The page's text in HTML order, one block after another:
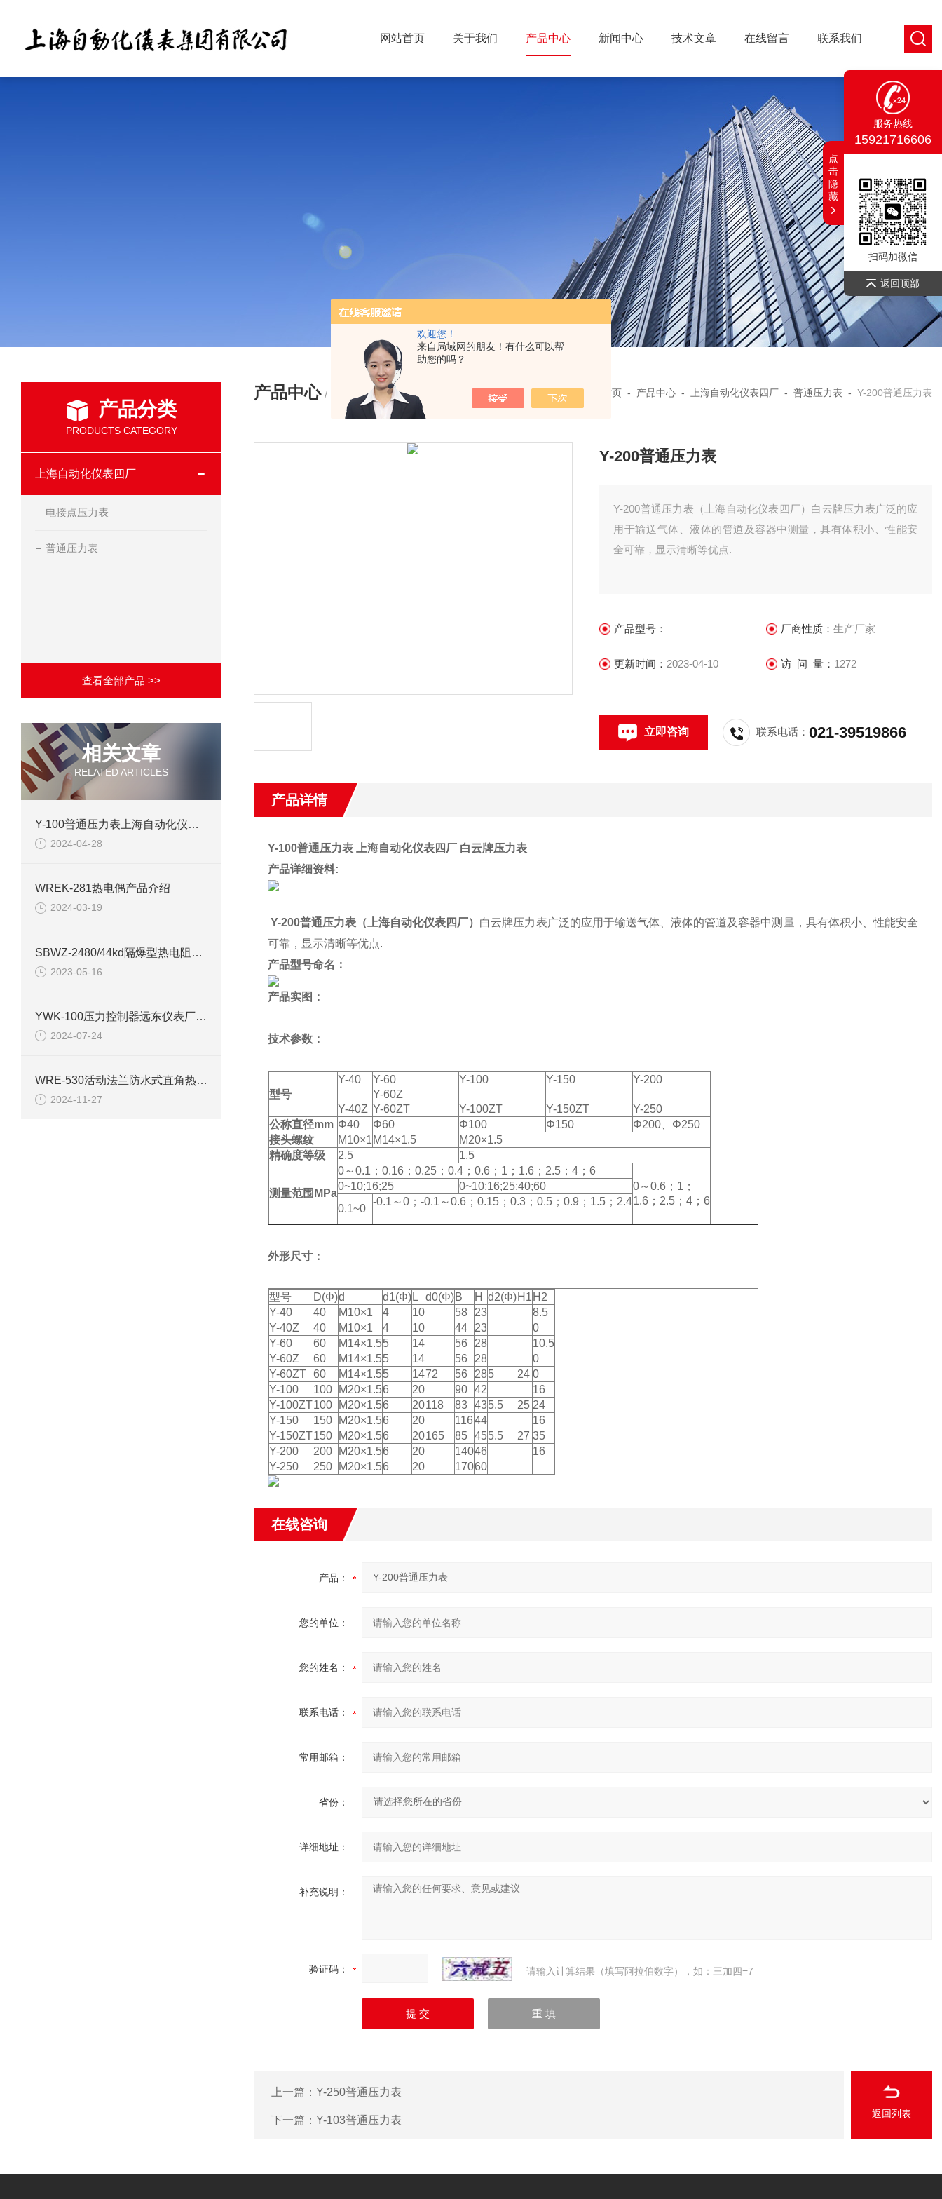
欢迎您！
来自局域网的朋友！有什么可以帮
助您的吗？
网站首页 关于我们 产品中心 新闻中心 技术文章 在线留言 联系我们
产品分类
PRODUCTS CATEGORY
上海自动化仪表四厂
电接点压力表
普通压力表
查看全部产品 >>
相关文章
RELATED ARTICLES
Y-100普通压力表上海自动化仪表四厂产品介绍
2024-04-28
WREK-281热电偶产品介绍
2024-03-19
SBWZ-2480/44kd隔爆型热电阻的系统组成和主要要求
2023-05-16
YWK-100压力控制器远东仪表厂技术参数
2024-07-24
WRE-530活动法兰防水式直角热电偶简介
2024-11-27
产品中心 / PRODUCTS 您的位置： 首页 - 产品中心 - 上海自动化仪表四厂 - 普通压力表 - Y-200普通压力表
Y-200普通压力表
Y-200普通压力表（上海自动化仪表四厂）白云牌压力表广泛的应
用于输送气体、液体的管道及容器中测量，具有体积小、性能安
全可靠，显示清晰等优点.
产品型号： 厂商性质： 生产厂家
更新时间： 2023-04-10 访 问 量： 1272
立即咨询 联系电话：021-39519866
产品详情
Y-100普通压力表 上海自动化仪表四厂 白云牌压力表
产品详细资料:
Y-200普通压力表（上海自动化仪表四厂） 白云牌压力表广泛的应用于输送气体、液体的管道及容器中测量，具有体积小、性能安全
可靠，显示清晰等优点.
产品型号命名：
产品实图：
技术参数：
型号
Y-40
Y-40Z
Y-60
Y-60Z
Y-60ZT
Y-100
Y-100ZT
Y-150
Y-150ZT
Y-200
Y-250
公称直径mm Φ40 Φ60 Φ100 Φ150
Φ200、Φ250
接头螺纹
M10×1 M14×1.5
M20×1.5
精确度等级
2.5 1.5
测量范围MPa
0～0.1；0.16；0.25；0.4；0.6；1；1.6；2.5；4；6
0～0.6；1；
1.6；2.5；4；6
0~10;16;25
0~10;16;25;40;60
0.1~0
-0.1～0；-0.1～0.6；0.15；0.3；0.5；0.9；1.5；2.4
外形尺寸：
型号 D(Φ)d d1(Φ) L d0(Φ) B H d2(Φ) H1 H2
Y-40
40 M10×1 4 10 58 23
8.5
Y-40Z
40 M10×1 4 10 44 23
0
Y-60
60 M14×1.55 14 56 28
10.5
Y-60Z
60 M14×1.55 14 56 28
0
Y-60ZT
60 M14×1.55 1472 56 285 24 0
Y-100
100 M20×1.56 20 90 42
16
Y-100ZT100 M20×1.56 20118 83 435.5 25 24
Y-150
150 M20×1.56 20 11644
16
Y-150ZT150 M20×1.56 20165 85 455.5 27 35
Y-200
200 M20×1.56 20 14046
16
Y-250
250 M20×1.56 20 17060
在线咨询
产品：
您的单位：
您的姓名：
联系电话：
常用邮箱：
省份：
详细地址：
补充说明：
验证码： 请输入计算结果（填写阿拉伯数字），如：三加四=7
上一篇： Y-250普通压力表
下一篇： Y-103普通压力表
返回列表
服务热线
15921716606
扫码加微信
返回顶部
点
击
隐
藏